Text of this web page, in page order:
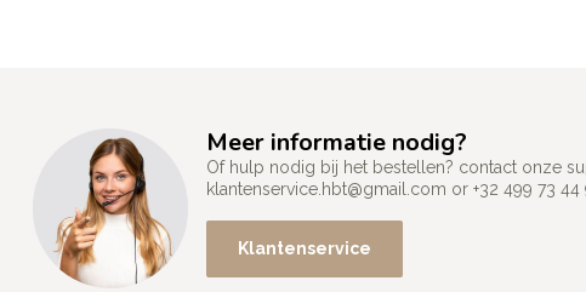
Meer informatie nodig?
Of hulp nodig bij het bestellen? contact onze
klantenservice.hbt@gmail.com or +32 499 73
Klantenservice